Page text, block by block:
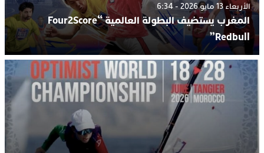
الأربعاء 13 مايو 2026 - 6:34
المغرب يستضيف البطولة العالمية “Four2Score
Redbull”